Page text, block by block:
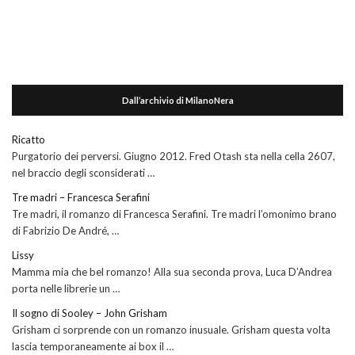
Dall’archivio di MilanoNera
Ricatto
Purgatorio dei perversi. Giugno 2012. Fred Otash sta nella cella 2607,
nel braccio degli sconsiderati …
Tre madri – Francesca Serafini
Tre madri, il romanzo di Francesca Serafini. Tre madri l’omonimo brano
di Fabrizio De André, …
Lissy
Mamma mia che bel romanzo! Alla sua seconda prova, Luca D’Andrea
porta nelle librerie un …
Il sogno di Sooley – John Grisham
Grisham ci sorprende con un romanzo inusuale. Grisham questa volta
lascia temporaneamente ai box il …